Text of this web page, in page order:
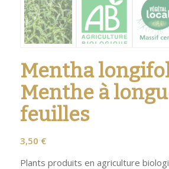
Mentha
Menthe à
feuilles
3,50 €
Plants produits en agriculture